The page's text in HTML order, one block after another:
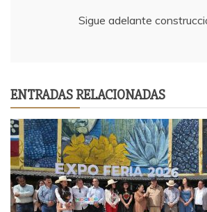
entradasSigue adelante
ENTRADAS RELACIONADAS